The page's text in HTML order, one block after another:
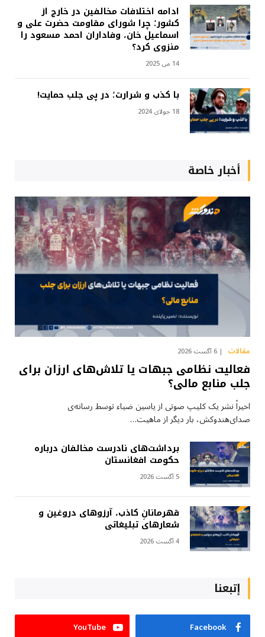
ادامه اختلافات مخالفین در خارج از
کشور؛ چرا شورای مقاومت حضرت علی و
اسماعیل خان، وفاداران احمد مسعود را
منزوی کرد؟
14 می 2025
با کذب و شرارت؛ در پی جلب حمایت!
18 جولای 2024
أخبار خاصة
مقالات 6 آگست 2026
فعالیت نظامی جبهات یا تلاش‌های ارزان برای
جلب منابع مالی؟
اخیراً نشر یک کلیپ صوتی از یاسین ضیاء توسط رسانه‌ی
صدای‌هندوکش، بار دیگر از ماهیت…
برداشت‌های نادرست مخالفان درباره
حکومت افغانستان
5 آگست 2026
قهرمانانِ کاذب، آرزوهای دروغین و
شعارهای تبلیغاتی
4 آگست 2026
إتبعنا
Facebook
YouTube